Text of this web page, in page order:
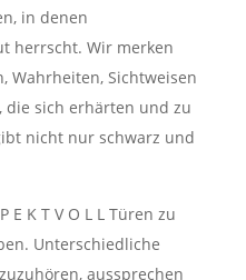
in denen
herrscht. Wir merken
Wahrheiten, Sichtweisen
die sich erhärten und zu
nicht nur schwarz und
E K T V O L L Türen zu
Unterschiedliche
aussprechen